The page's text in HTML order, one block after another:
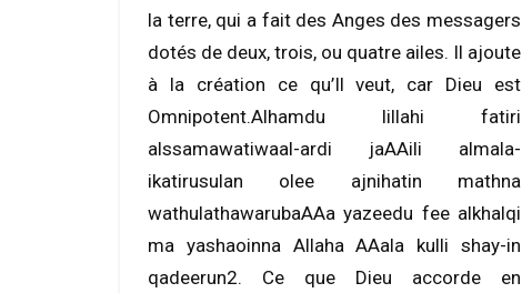
la terre, qui a fait des Anges des messagers
dotés de deux, trois, ou quatre ailes. Il ajoute
à la création ce qu’Il veut, car Dieu est
Omnipotent.Alhamdu lillahi fatiri
alssamawatiwaal-ardi jaAAili almala-
ikatirusulan olee ajnihatin mathna
wathulathawarubaAAa yazeedu fee alkhalqi
ma yashaoinna Allaha AAala kulli shay-in
qadeerun2. Ce que Dieu accorde en